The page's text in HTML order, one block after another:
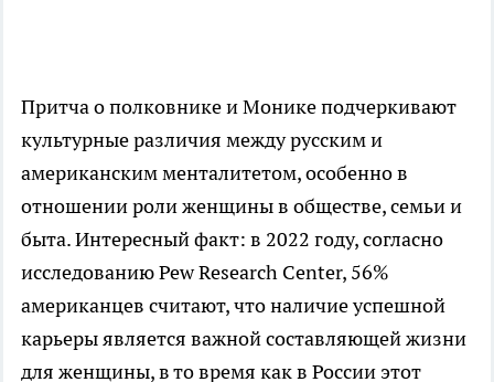
Притча о полковнике и Монике подчеркивают
культурные различия между русским и
американским менталитетом, особенно в
отношении роли женщины в обществе, семьи и
быта. Интересный факт: в 2022 году, согласно
исследованию Pew Research Center, 56%
американцев считают, что наличие успешной
карьеры является важной составляющей жизни
для женщины, в то время как в России этот